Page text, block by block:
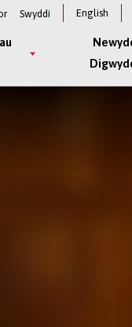
Swyddi English